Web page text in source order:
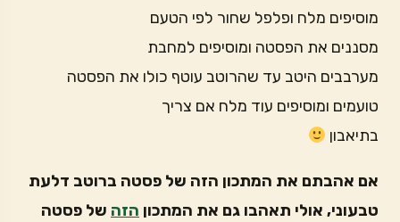
מוסיפים מלח ופלפל שחור לפי הטעם
מסננים את הפסטה ומוסיפים למחבת
מערבבים היטב עד שהרוטב עוטף כולו את הפסטה
טועמים ומוסיפים עוד מלח אם צריך
בתיאבון
אם אהבתם את המתכון הזה של פסטה ברוטב דלעת
טבעוני, אולי תאהבו גם את המתכון הזה של פסטה